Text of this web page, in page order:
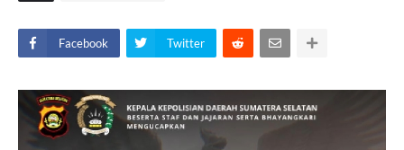
Facebook Twitter